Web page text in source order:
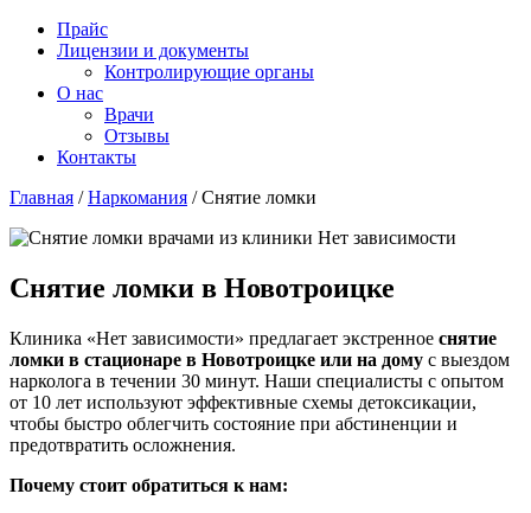
Прайс
Лицензии и документы
Контролирующие органы
О нас
Врачи
Отзывы
Контакты
Главная /Наркомания /Снятие ломки
Снятие ломки в Новотроицке
Клиника «Нет зависимости» предлагает экстренное снятие
ломки в стационаре в Новотроицке или на дому с выездом
нарколога в течении 30 минут. Наши специалисты с опытом
от 10 лет используют эффективные схемы детоксикации,
чтобы быстро облегчить состояние при абстиненции и
предотвратить осложнения.
Почему стоит обратиться к нам: